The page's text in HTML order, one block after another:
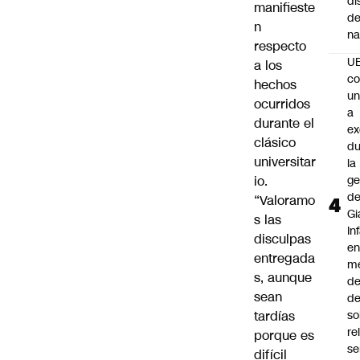
manifieste
n
respecto
a los
hechos
ocurridos
durante el
clásico
universitar
io.
“Valoramo
s las
disculpas
entregada
s, aunque
sean
tardías
porque es
difícil
a
la
en